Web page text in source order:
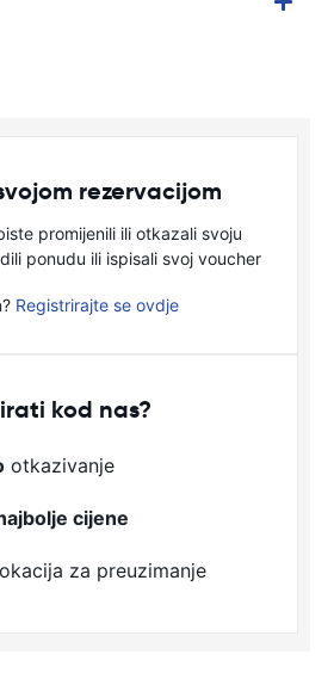
rezervacijom
promijenili ili otkazali svoju
ponudu ili ispisali svoj voucher
Registrirajte se ovdje
kod nas?
otkazivanje
cijene
za preuzimanje